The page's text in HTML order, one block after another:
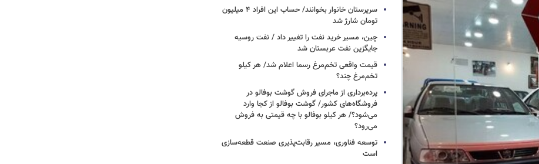
سرپرستان خانوار بخوانند/ حساب این افراد ۴ میلیون
تومان شارژ شد
چین، مسیر خرید نفت را تغییر داد / نفت روسیه
جایگزین نفت عربستان شد
قیمت واقعی تخم‌مرغ رسما اعلام شد/ هر کیلو
تخم‌مرغ چند؟
پرده‌برداری از ماجرای فروش گوشت بوفالو در
فروشگاه‌های کشور/ گوشت بوفالو از کجا وارد
می‌شود؟/ هر کیلو بوفالو با چه قیمتی به فروش
می‌رود؟
توسعه فناوری، مسیر رقابت‌پذیری صنعت قطعه‌سازی
است